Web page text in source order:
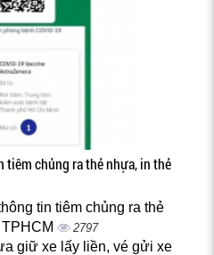
tiêm chủng ra thẻ nhựa, in thẻ
tin tiêm chủng ra thẻ
2797
giữ xe lấy liền, vé gửi xe